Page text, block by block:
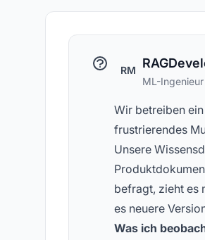
Konzepte
RM
ML-
Wir betreiben
frustrierendes
Unsere
befragt, zieht es
es neuere
Was ich